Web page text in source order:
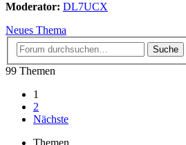
Moderator: DL7UCX
Neues Thema
Suche
99 Themen
1
2
Nächste
Themen